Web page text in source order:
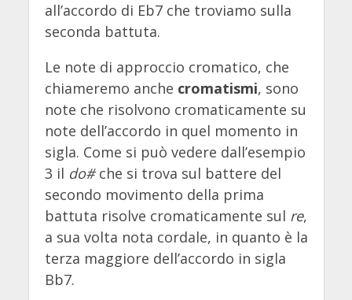
all’accordo di Eb7 che troviamo sulla
seconda battuta.
Le note di approccio cromatico, che
chiameremo anche cromatismi, sono
note che risolvono cromaticamente su
note dell’accordo in quel momento in
sigla. Come si può vedere dall’esempio
3 il do#che si trova sul battere del
secondo movimento della prima
battuta risolve cromaticamente sul re,
a sua volta nota cordale, in quanto è la
terza maggiore dell’accordo in sigla
Bb7.